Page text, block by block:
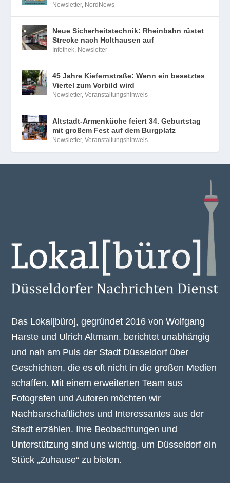
Newsletter, NordNews
Neue Sicherheitstechnik: Rheinbahn rüstet
Strecke nach Holthausen auf
Infothek, Newsletter
45 Jahre Kiefernstraße: Wenn ein besetztes
Viertel zum Vorbild wird
Newsletter,Veranstaltungshinweis
Altstadt-Armenküche feiert 34. Geburtstag
mit großem Fest auf dem Burgplatz
Newsletter,Veranstaltungshinweis
Das Lokal[büro], gegründet 2016 von Wolfgang
Harste und Ulrich Altmann, berichtet unabhängig
und nah am Puls der Stadt Düsseldorf über
Geschichten, die es oft nicht in die großen Medien
schaffen. Mit einem erweiterten Team aus
Fotografen und Autoren möchten wir
Nachbarschaftliches und Interessantes aus der
Stadt erzählen. Ihre Beobachtungen und
Unterstützung sind uns wichtig, um Düsseldorf ein
Stück „Zuhause“ zu bieten.